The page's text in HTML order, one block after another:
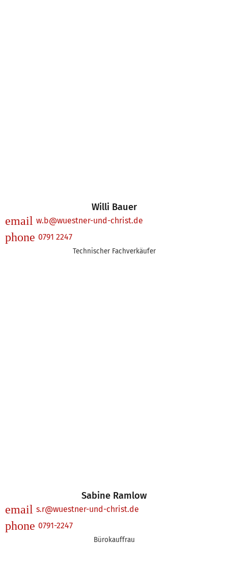
Willi Bauer
email w.b@wuestner-und-christ.de
phone 0791 2247
Technischer Fachverkäufer
Sabine Ramlow
email s.r@wuestner-und-christ.de
phone 0791-2247
Bürokauffrau